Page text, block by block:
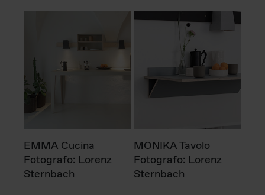
EMMA Cucina
Fotografo: Lorenz
Sternbach
MONIKA Tavolo
Fotografo: Lorenz
Sternbach